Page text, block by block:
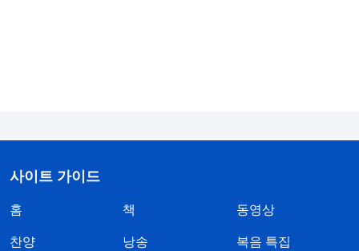
사이트 가이드
홈 책 동영상
찬양 낭송 복음 특집